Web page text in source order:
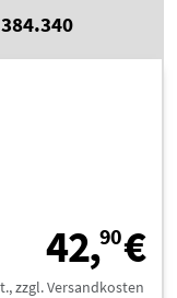
42,90€
zzgl. Versandkosten